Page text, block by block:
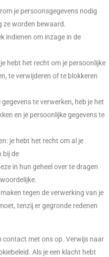
je persoonsgegevens nodig
ze worden bewaard.
indienen om inzage in de
hebt het recht om je persoonlijke
te verwijderen of te blokkeren
te verwerken, heb je het
en je persoonlijke gegevens te
je hebt het recht om al je
bij de
in hun geheel over te dragen
tegen de verwerking van je
tenzij er gegronde redenen
contact met ons op. Verwijs naar
Als je een klacht hebt